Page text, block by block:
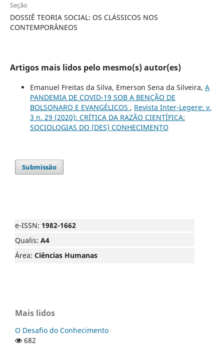
Seção
DOSSIÊ TEORIA SOCIAL: OS CLÁSSICOS NOS
CONTEMPORÂNEOS
Artigos mais lidos pelo mesmo(s) autor(es)
Emanuel Freitas da Silva, Emerson Sena da Silveira, A
PANDEMIA DE COVID-19 SOB A BENÇÃO DE
BOLSONARO E EVANGÉLICOS , Revista Inter-Legere: v.
3 n. 29 (2020): CRÍTICA DA RAZÃO CIENTÍFICA:
SOCIOLOGIAS DO (DES) CONHECIMENTO
Submissão
e-ISSN: 1982-1662
Qualis: A4
Área: Ciências Humanas
Mais lidos
O Desafio do Conhecimento
682